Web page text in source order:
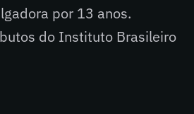
por 13 anos.
do Instituto Brasileiro